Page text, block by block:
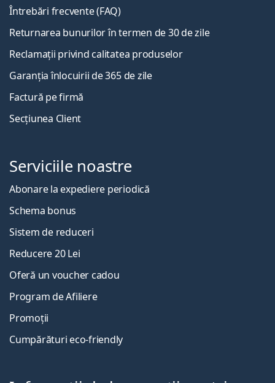
Întrebări frecvente (FAQ)
Returnarea bunurilor în termen de 30 de zile
Reclamații privind calitatea produselor
Garanția înlocuirii de 365 de zile
Factură pe firmă
Secțiunea Client
Serviciile noastre
Abonare la expediere periodică
Schema bonus
Sistem de reduceri
Reducere 20 Lei
Oferă un voucher cadou
Program de Afiliere
Promoții
Cumpărături eco-friendly